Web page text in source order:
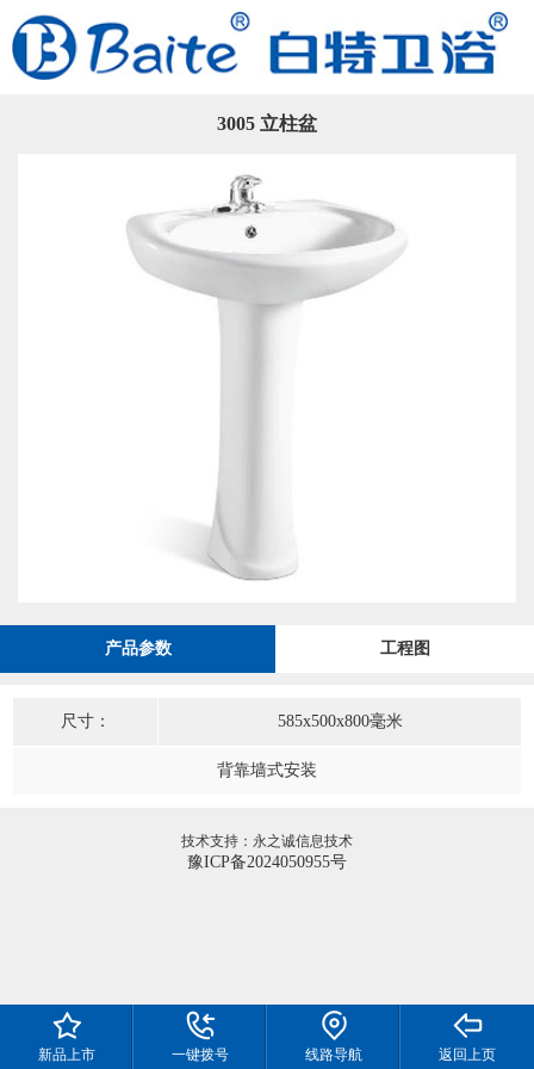
3005 立柱盆
产品参数 工程图
尺寸： 585x500x800毫米
背靠墙式安装
技术支持：永之诚信息技术
豫ICP备2024050955号
新品上市 一键拨号 线路导航 返回上页